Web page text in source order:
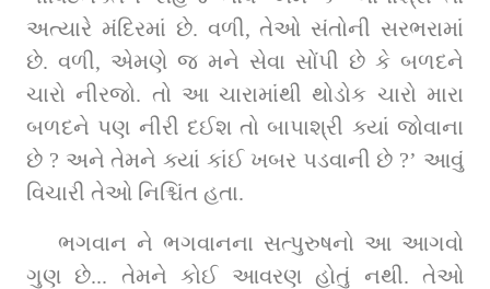
અત્યારે મંદિરમાં છે. વળી, તેઓ સંતોની સરભરામાં
છે. વળી, એમણે જ મને સેવા સોંપી છે કે બળદને
ચારો નીરજો. તો આ ચારામાંથી થોડોક ચારો મારા
બળદને પણ નીરી દઈશ તો બાપાશ્રી ક્યાં જોવાના
છે ? અને તેમને ક્યાં કાંઈ ખબર પડવાની છે ?’ આવું
વિચારી તેઓ નિશ્ચિંત હતા.
ભગવાન ને ભગવાનના સત્પુરુષનો આ આગવો
ગુણ છે... તેમને કોઈ આવરણ હોતું નથી. તેઓ